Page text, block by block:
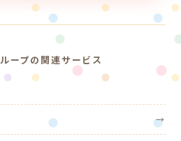
ープの関連サービス
→